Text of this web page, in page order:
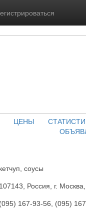
ЦЕНЫ
кетчуп, соусы
107143, Россия, г.
(095) 167-93-56, (095)